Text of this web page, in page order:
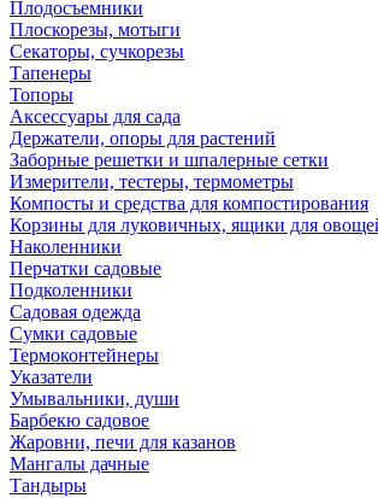
Плодосъемники
Плоскорезы, мотыги
Секаторы, сучкорезы
Тапенеры
Топоры
Аксессуары для сада
Держатели, опоры для растений
Заборные решетки и шпалерные сетки
Измерители, тестеры, термометры
Компосты и средства для компостирования
Корзины для луковичных, ящики для
Наколенники
Перчатки садовые
Подколенники
Садовая одежда
Сумки садовые
Термоконтейнеры
Указатели
Умывальники, души
Барбекю садовое
Жаровни, печи для казанов
Мангалы дачные
Тандыры